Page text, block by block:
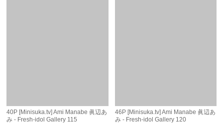
40P [Minisuka.tv] Ami Manabe 眞辺あ
み - Fresh-idol Gallery 115
46P [Minisuka.tv] Ami Manabe 眞辺あ
み - Fresh-idol Gallery 120